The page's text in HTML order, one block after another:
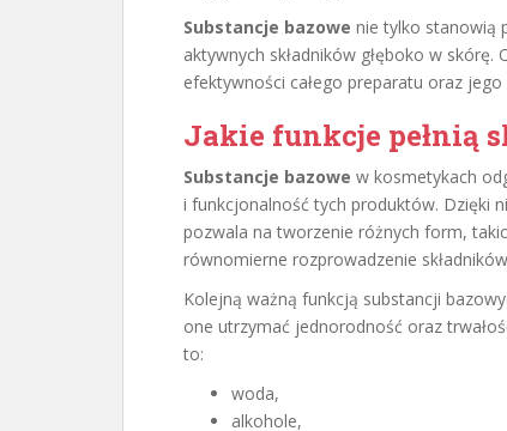
Substancje bazowe nie tylko stanowią
aktywnych składników głęboko w
efektywności całego preparatu oraz jego
Jakie funkcje pełnią
Substancje bazowe w kosmetykach
i funkcjonalność tych produktów. Dzięki
pozwala na tworzenie różnych form,
równomierne rozprowadzenie
Kolejną ważną funkcją substancji
one utrzymać jednorodność oraz
to:
woda,
alkohole,